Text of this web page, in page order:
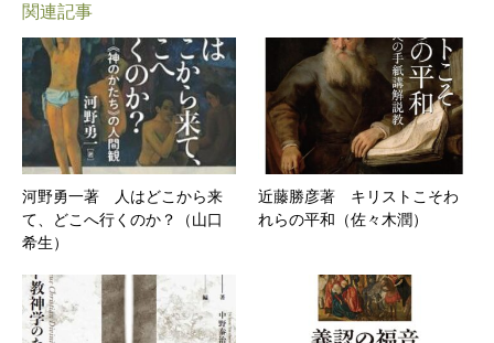
関連記事
河野勇一著 人はどこから来
て、どこへ行くのか？（山口
希生）
近藤勝彦著 キリストこそわ
れらの平和（佐々木潤）